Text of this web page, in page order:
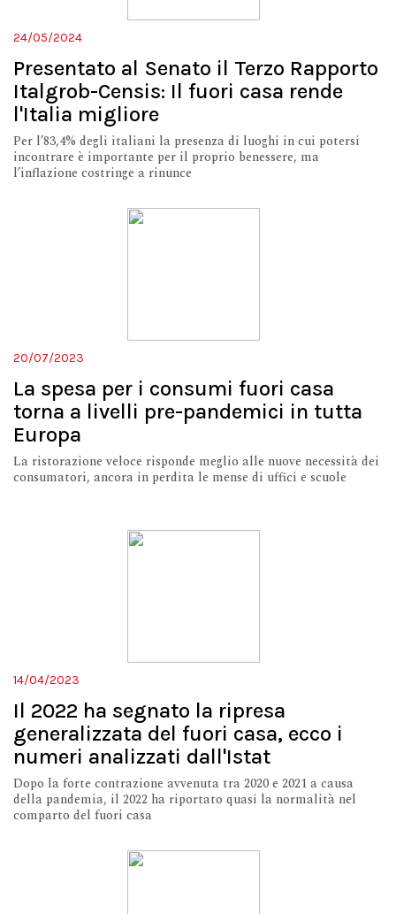
24/05/2024
Presentato al Senato il Terzo Rapporto
Italgrob-Censis: Il fuori casa rende
l'Italia migliore
Per l’83,4% degli italiani la presenza di luoghi in cui potersi
incontrare è importante per il proprio benessere, ma
l’inflazione costringe a rinunce
20/07/2023
La spesa per i consumi fuori casa
torna a livelli pre-pandemici in tutta
Europa
La ristorazione veloce risponde meglio alle nuove necessità dei
consumatori, ancora in perdita le mense di uffici e scuole
14/04/2023
Il 2022 ha segnato la ripresa
generalizzata del fuori casa, ecco i
numeri analizzati dall'Istat
Dopo la forte contrazione avvenuta tra 2020 e 2021 a causa
della pandemia, il 2022 ha riportato quasi la normalità nel
comparto del fuori casa